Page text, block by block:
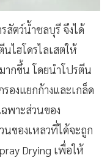
ตว์น้ำชลบุรี จึงได้
ไฮโดรไลเสตให้
ากขึ้น โดยนำโปรตีน
องแยกก้างและเกล็ด
พาะส่วนของ
ของเหลวที่ได้จะถูก
Drying เพื่อให้